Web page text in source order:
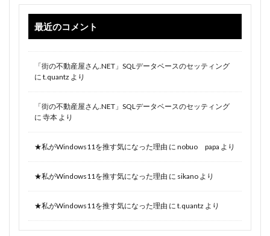
最近のコメント
「街の不動産屋さん.NET」SQLデータベースのセッティング
に t.quantz より
「街の不動産屋さん.NET」SQLデータベースのセッティング
に 寺本 より
★私がWindows11を推す気になった理由 に nobuo papa より
★私がWindows11を推す気になった理由 に sikano より
★私がWindows11を推す気になった理由 に t.quantz より